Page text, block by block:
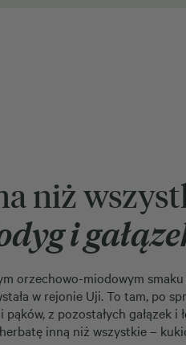
niż
i
orzechowo-miodowym
w rejonie Uji. To tam, po
z pozostałych gałązek i
inną niż wszystkie –